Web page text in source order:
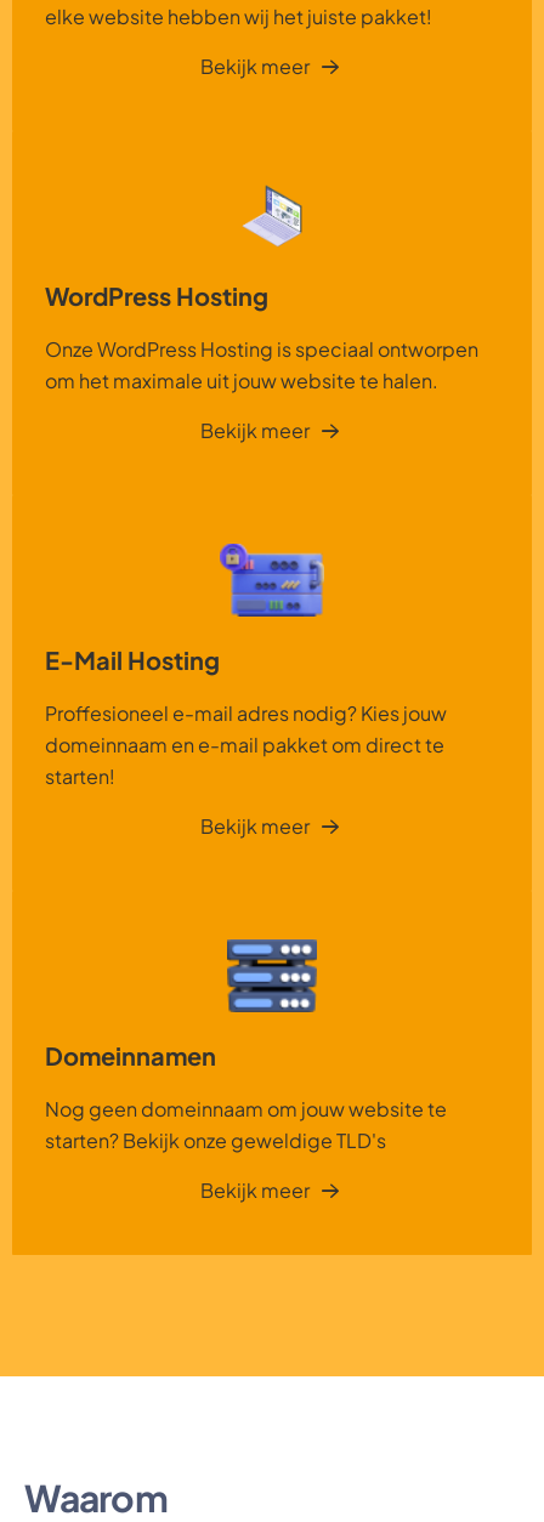
elke website hebben wij het juiste pakket!
Bekijk meer
WordPress Hosting
Onze WordPress Hosting is speciaal ontworpen
om het maximale uit jouw website te halen.
Bekijk meer
E-Mail Hosting
Proffesioneel e-mail adres nodig? Kies jouw
domeinnaam en e-mail pakket om direct te
starten!
Bekijk meer
Domeinnamen
Nog geen domeinnaam om jouw website te
starten? Bekijk onze geweldige TLD's
Bekijk meer
Waarom